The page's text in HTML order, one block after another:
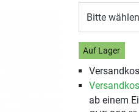
Bitte wählen
Auf Lager
ab einem